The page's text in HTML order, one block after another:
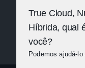
True Cloud,
Híbrida, qual
você?
Podemos ajudá-